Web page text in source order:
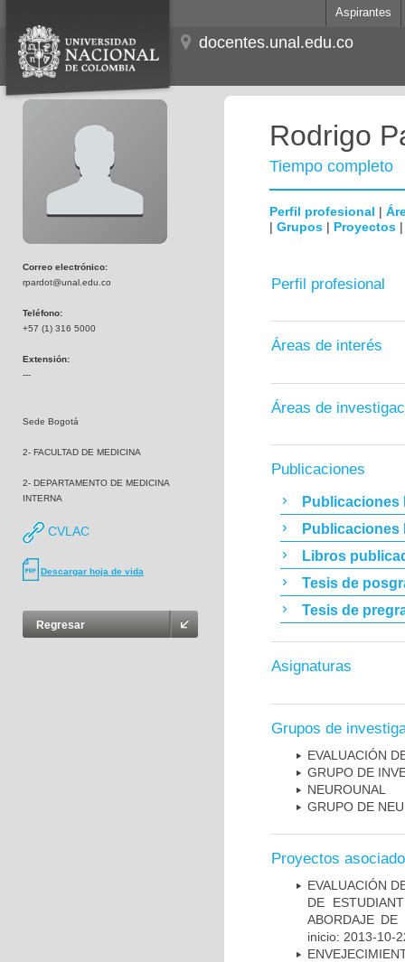
Aspirantes
docentes.unal.edu.co
Correo electrónico:
rpardot@unal.edu.co
Teléfono:
+57 (1) 316 5000
Extensión:
---
Sede Bogotá
2- FACULTAD DE MEDICINA
2- DEPARTAMENTO DE MEDICINA
INTERNA
CVLAC
Descargar hoja de vida
Regresar
Rodrigo
Tiempo completo
Perfil profesional |
| Grupos | Proyectos
Perfil profesional
Áreas de interés
Áreas de
Publicaciones
Publicaciones
Publicaciones
Libros
Tesis de
Tesis de
Asignaturas
Grupos de
EVALUACIÓN
GRUPO DE
NEUROUNAL
GRUPO DE
Proyectos
EVALUACIÓN
DE
ABORDAJE
inicio: 2013-10-